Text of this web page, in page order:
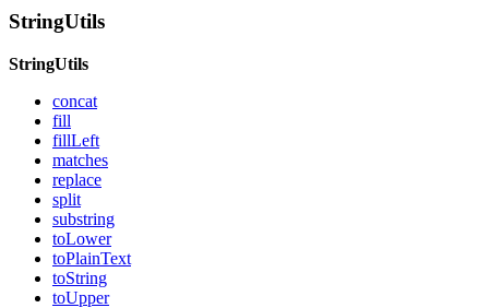
StringUtils
StringUtils
concat
fill
fillLeft
matches
replace
split
substring
toLower
toPlainText
toString
toUpper